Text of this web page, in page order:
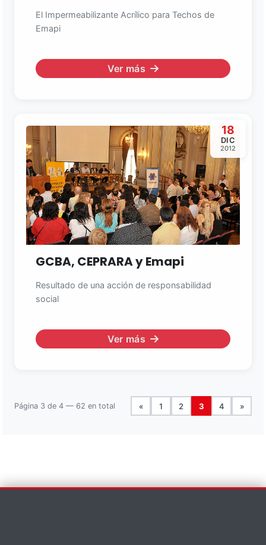
El Impermeabilizante Acrílico para Techos de
Emapi
Ver más
18
DIC
2012
GCBA, CEPRARA y Emapi
Resultado de una acción de responsabilidad
social
Ver más
Página 3 de 4 — 62 en total « 1 2 3 4 »